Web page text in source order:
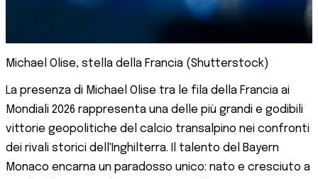
Michael Olise, stella della Francia (Shutterstock)
La presenza di Michael Olise tra le fila della Francia ai
Mondiali 2026 rappresenta una delle più grandi e godibili
vittorie geopolitiche del calcio transalpino nei confronti
dei rivali storici dell'Inghilterra. Il talento del Bayern
Monaco encarna un paradosso unico: nato e cresciuto a